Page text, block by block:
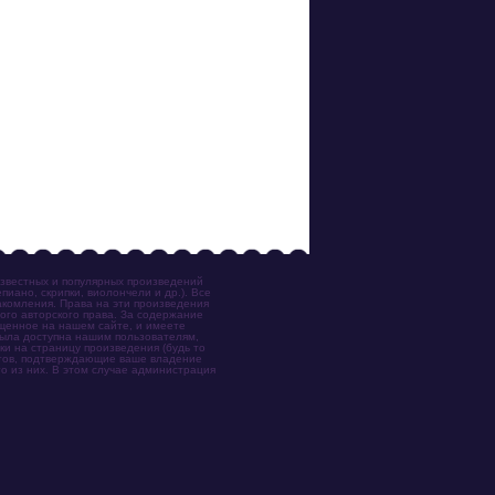
и популярных произведений
скрипки, виолончели и др.). Все
Права на эти произведения
авторского права. За содержание
на нашем сайте, и имеете
доступна нашим пользователям,
на страницу произведения (будь то
подтверждающие ваше владение
из них. В этом случае администрация